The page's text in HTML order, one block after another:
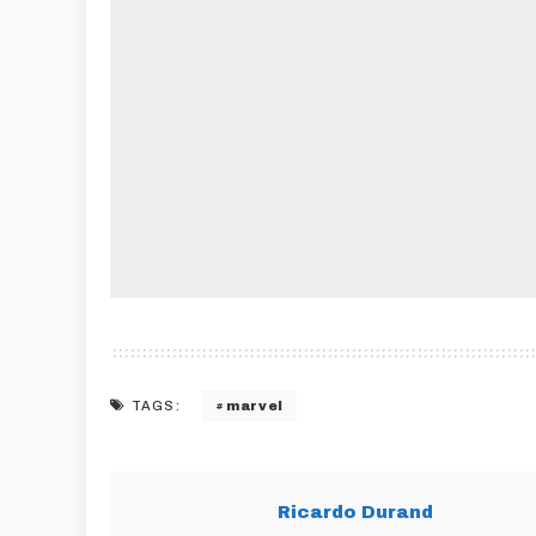
TAGS: marvel
Ricardo Durand